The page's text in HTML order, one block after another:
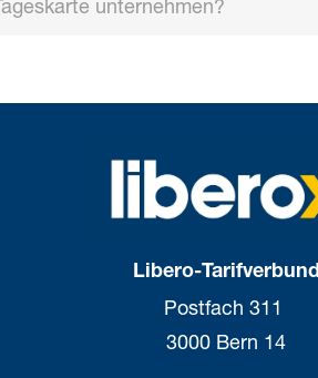
unternehmen?
Libero-Tarifverbund
Postfach 311
3000 Bern 14